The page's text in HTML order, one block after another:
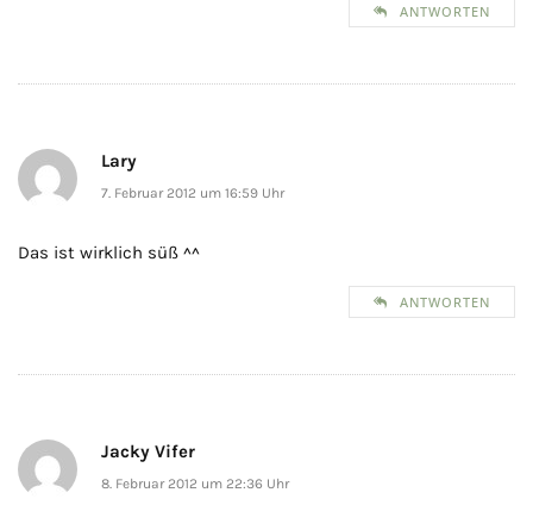
ANTWORTEN
Lary
7. Februar 2012 um 16:59 Uhr
Das ist wirklich süß ^^
ANTWORTEN
Jacky Vifer
8. Februar 2012 um 22:36 Uhr